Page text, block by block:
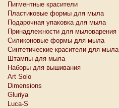
Пигментные красители
Пластиковые формы для мыла
Подарочная упаковка для мыла
Принадлежности для мыловарения
Силиконовые формы для мыла
Синтетические красители для мыла
Штампы для мыла
Наборы для вышивания
Art Solo
Dimensions
Gluriya
Luca-S